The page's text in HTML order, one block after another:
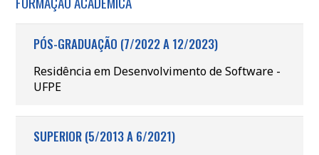
PÓS-GRADUAÇÃO (7/2022 A 12/2023)
Residência em Desenvolvimento de Software -
UFPE
SUPERIOR (5/2013 A 6/2021)